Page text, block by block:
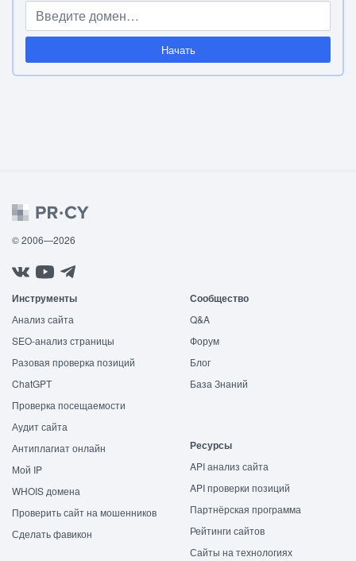
Начать
© 2006—2026
Инструменты
Анализ сайта
SEO-анализ страницы
Разовая проверка позиций
ChatGPT
Проверка посещаемости
Аудит сайта
Антиплагиат онлайн
Мой IP
WHOIS домена
Проверить сайт на мошенников
Сделать фавикон
Сообщество
Q&A
Форум
Блог
База Знаний
Ресурсы
API анализ сайта
API проверки позиций
Партнёрская программа
Рейтинги сайтов
Сайты на технологиях